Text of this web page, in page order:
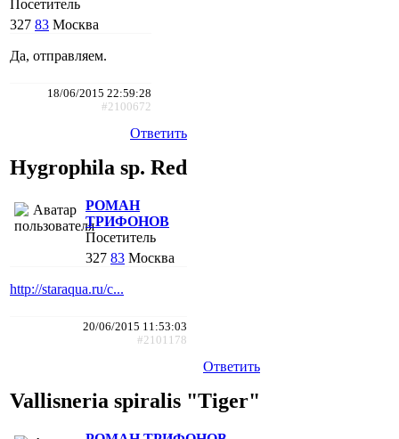
Посетитель
327 83 Москва
Да, отправляем.
18/06/2015 22:59:28
#2100672
Ответить
Нygrophila sp. Red
РОМАН
ТРИФОНОВ
Посетитель
327 83 Москва
http://staraqua.ru/c...
20/06/2015 11:53:03
#2101178
Ответить
Vallisneria spiralis "Tiger"